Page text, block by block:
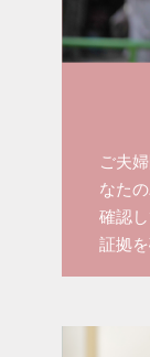
ご夫
なた
確認
証拠